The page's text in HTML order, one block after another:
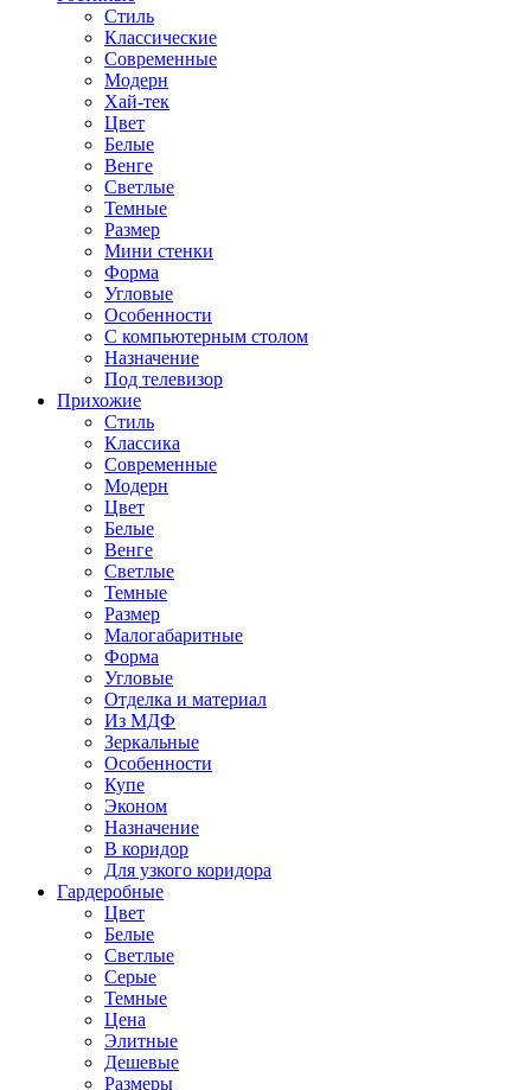
Стиль
Классические
Современные
Модерн
Хай-тек
Цвет
Белые
Венге
Светлые
Темные
Размер
Мини стенки
Форма
Угловые
Особенности
С компьютерным столом
Назначение
Под телевизор
Прихожие
Стиль
Классика
Современные
Модерн
Цвет
Белые
Венге
Светлые
Темные
Размер
Малогабаритные
Форма
Угловые
Отделка и материал
Из МДФ
Зеркальные
Особенности
Купе
Эконом
Назначение
В коридор
Для узкого коридора
Гардеробные
Цвет
Белые
Светлые
Серые
Темные
Цена
Элитные
Дешевые
Размеры